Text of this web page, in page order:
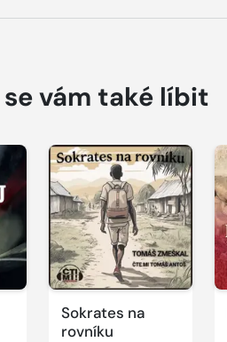
vám také líbit
Sokrates na
rovníku
Přehrát
ukázku